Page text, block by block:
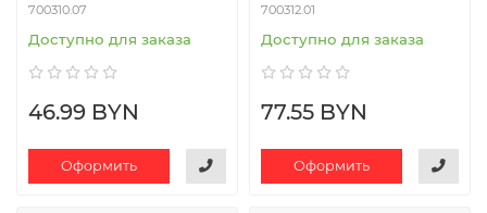
700310.07
Доступно для заказа
46.99 BYN
Оформить
700312.01
Доступно для заказа
77.55 BYN
Оформить